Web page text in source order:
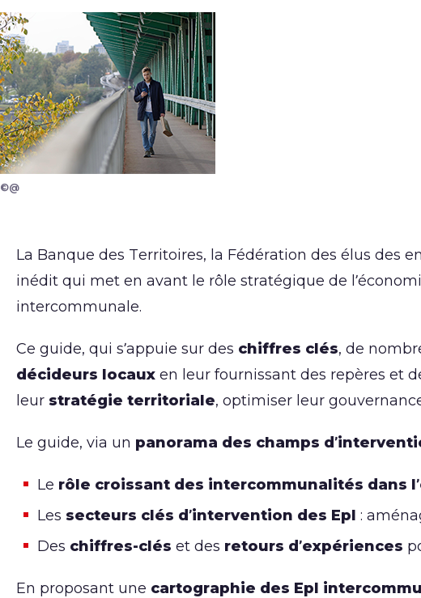
©@
La Banque des Territoires, la Fédération des élus des
inédit qui met en avant le rôle stratégique de
intercommunale.
Ce guide, qui s’appuie sur des chiffres clés, de
décideurs locaux en leur fournissant des repères et
leur stratégie territoriale, optimiser leur
Le guide, via un panorama des champs
Le rôle croissant des intercommunalités dans
Les secteurs clés d’intervention des Epl :
Des chiffres-clés et des retours d’expériences
En proposant une cartographie des Epl